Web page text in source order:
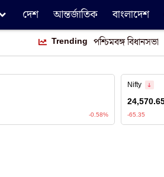
দেশ আন্তর্জাতিক বাংলাদেশ
Trending পশ্চিমবঙ্গ বিধানসভা